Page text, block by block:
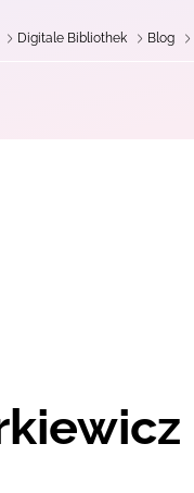
Digitale Bibliothek Blog